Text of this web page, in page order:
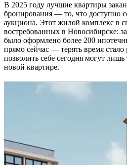
В 2025 году лучшие квартиры
бронирования — то, что доступно
аукциона. Этот жилой комплекс в
востребованных в Новосибирске:
было оформлено более 200
прямо сейчас — терять время
позволить себе сегодня могут
новой квартире.